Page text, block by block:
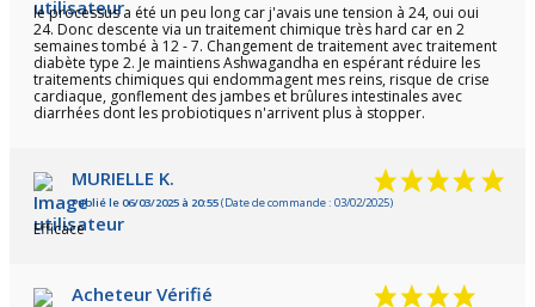
le processus a été un peu long car j'avais une tension à 24, oui oui
24. Donc descente via un traitement chimique très hard car en 2
semaines tombé à 12 - 7. Changement de traitement avec traitement
diabète type 2. Je maintiens Ashwagandha en espérant réduire les
traitements chimiques qui endommagent mes reins, risque de crise
cardiaque, gonflement des jambes et brûlures intestinales avec
diarrhées dont les probiotiques n'arrivent plus à stopper.
MURIELLE K.
Publié le 06/03/2025 à 20:55(Date de commande : 03/02/2025)
Efficace
Acheteur Vérifié